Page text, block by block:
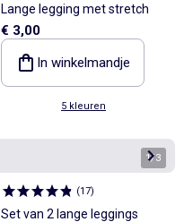
Lange legging met stretch
€ 3,00
In winkelmandje
5 kleuren
1/3
(17)
Set van 2 lange leggings